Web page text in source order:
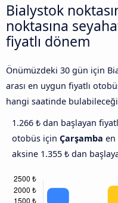
Bialystok
noktasına
fiyatlı dönem
Önümüzdeki 30 gün için
arası en uygun fiyatlı
hangi saatinde
1.266 ₺ dan başlayan
otobüs için Çarşamba en
aksine 1.355 ₺ dan